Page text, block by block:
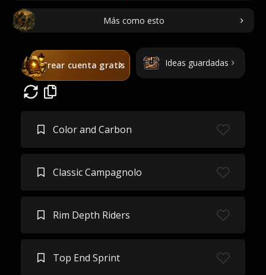
Más como esto
Crear cuenta gratis Ideas guardadas
Color and Carbon
Classic Campagnolo
Rim Depth Riders
Top End Sprint